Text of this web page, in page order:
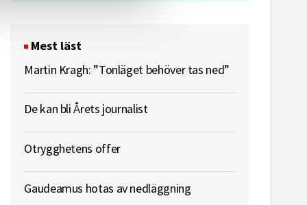
Mest läst
Martin Kragh: ”Tonläget behöver tas ned”
De kan bli Årets journalist
Otrygghetens offer
Gaudeamus hotas av nedläggning